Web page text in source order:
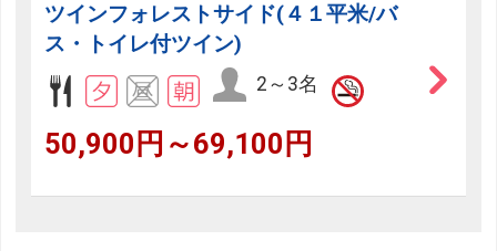
ツインフォレストサイド(４１平米/バ
ス・トイレ付ツイン)
2～3名
50,900円～69,100円